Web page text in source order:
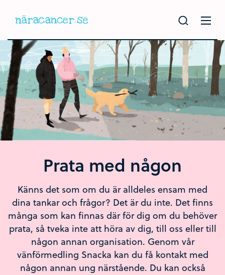
Prata med någon
Känns det som om du är alldeles ensam med
dina tankar och frågor? Det är du inte. Det finns
många som kan finnas där för dig om du behöver
prata, så tveka inte att höra av dig, till oss eller till
någon annan organisation. Genom vår
vänförmedling Snacka kan du få kontakt med
någon annan ung närstående. Du kan också